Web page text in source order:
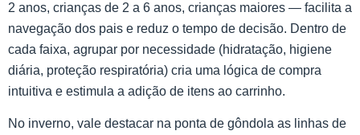
2 anos, crianças de 2 a 6 anos, crianças maiores — facilita a
navegação dos pais e reduz o tempo de decisão. Dentro de
cada faixa, agrupar por necessidade (hidratação, higiene
diária, proteção respiratória) cria uma lógica de compra
intuitiva e estimula a adição de itens ao carrinho.
No inverno, vale destacar na ponta de gôndola as linhas de